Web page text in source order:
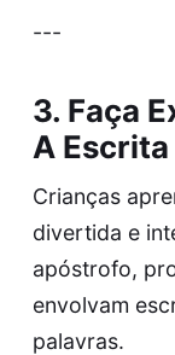
---
3. Faça
A Escrita
Crianças
divertida e
apóstrofo,
envolvam
palavras.